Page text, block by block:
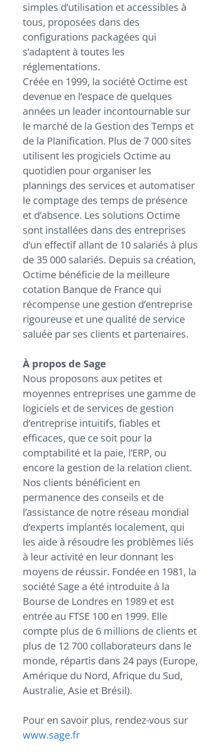
simples d’utilisation et accessibles à
tous, proposées dans des
configurations packagées qui
s’adaptent à toutes les
réglementations.
Créée en 1999, la société Octime est
devenue en l’espace de quelques
années un leader incontournable sur
le marché de la Gestion des Temps et
de la Planification. Plus de 7 000 sites
utilisent les progiciels Octime au
quotidien pour organiser les
plannings des services et automatiser
le comptage des temps de présence
et d’absence. Les solutions Octime
sont installées dans des entreprises
d’un effectif allant de 10 salariés à plus
de 35 000 salariés. Depuis sa création,
Octime bénéficie de la meilleure
cotation Banque de France qui
récompense une gestion d’entreprise
rigoureuse et une qualité de service
saluée par ses clients et partenaires.
À propos de Sage
Nous proposons aux petites et
moyennes entreprises une gamme de
logiciels et de services de gestion
d’entreprise intuitifs, fiables et
efficaces, que ce soit pour la
comptabilité et la paie, l’ERP, ou
encore la gestion de la relation client.
Nos clients bénéficient en
permanence des conseils et de
l’assistance de notre réseau mondial
d’experts implantés localement, qui
les aide à résoudre les problèmes liés
à leur activité en leur donnant les
moyens de réussir. Fondée en 1981, la
société Sage a été introduite à la
Bourse de Londres en 1989 et est
entrée au FTSE 100 en 1999. Elle
compte plus de 6 millions de clients et
plus de 12 700 collaborateurs dans le
monde, répartis dans 24 pays (Europe,
Amérique du Nord, Afrique du Sud,
Australie, Asie et Brésil).
Pour en savoir plus, rendez-vous sur
www.sage.fr